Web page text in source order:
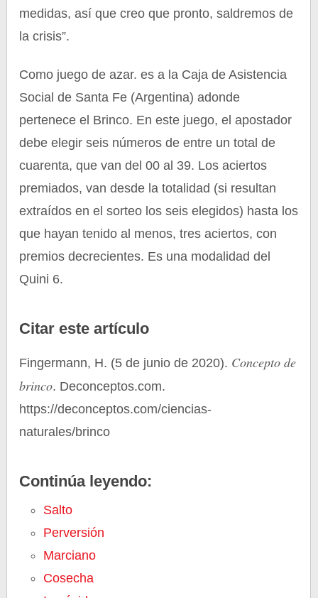
medidas, así que creo que pronto, saldremos de
la crisis”.
Como juego de azar. es a la Caja de Asistencia
Social de Santa Fe (Argentina) adonde
pertenece el Brinco. En este juego, el apostador
debe elegir seis números de entre un total de
cuarenta, que van del 00 al 39. Los aciertos
premiados, van desde la totalidad (si resultan
extraídos en el sorteo los seis elegidos) hasta los
que hayan tenido al menos, tres aciertos, con
premios decrecientes. Es una modalidad del
Quini 6.
Citar este artículo
Fingermann, H. (5 de junio de 2020). Concepto de
brinco. Deconceptos.com.
https://deconceptos.com/ciencias-
naturales/brinco
Continúa leyendo:
Salto
Perversión
Marciano
Cosecha